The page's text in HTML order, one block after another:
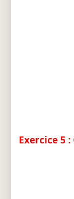
Exercice 5